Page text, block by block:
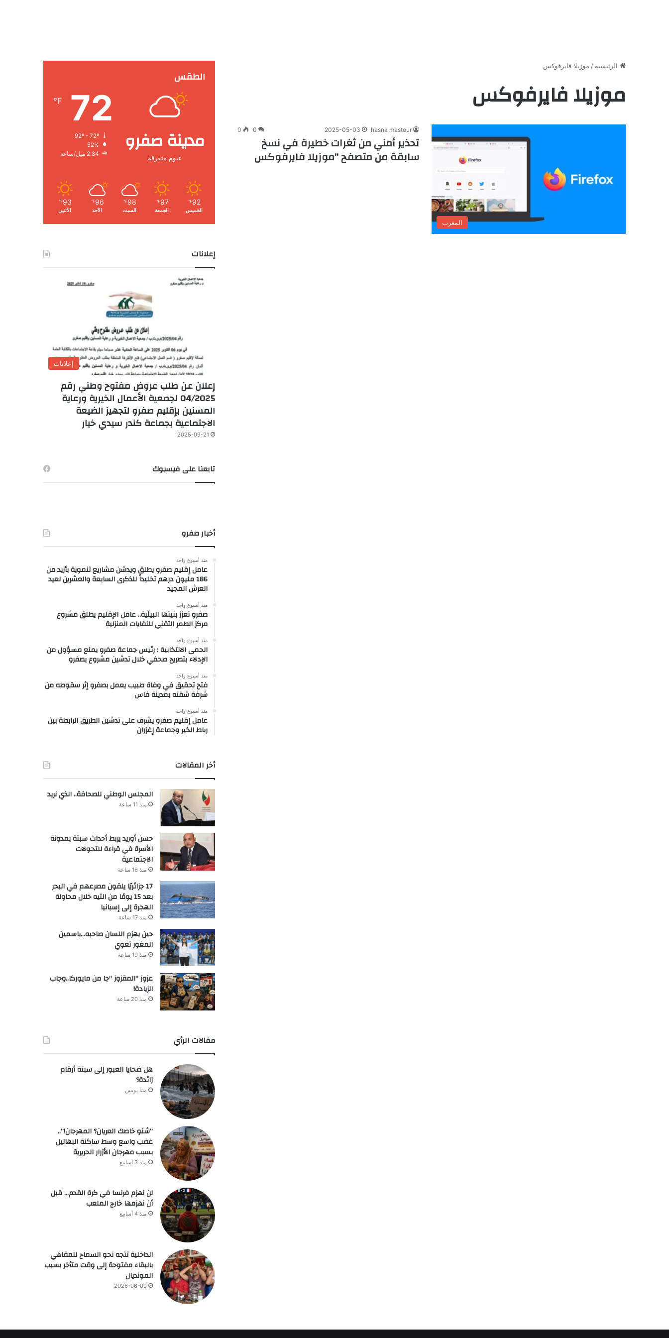
الرئيسية / موزيلا فايرفوكس
موزيلا فايرفوكس
المغرب
hasna mastour
2025-05-03
0
0
تحذير أمني من ثغرات خطيرة في نسخ
سابقة من متصفح “موزيلا فايرفوكس
الطقس
مدينة صفرو
غيوم متفرقة
72
℉
52%
2.84 ميل/ساعة
92
℉
الخميس
97
℉
الجمعة
98
℉
السبت
96
℉
الأحد
93
℉
الأثنين
إعلانات
إعلانات
إعلان عن طلب عروض مفتوح وطني رقم
04/2025 لجمعية الأعمال الخيرية ورعاية
المسنين بإقليم صفرو لتجهيز الضيعة
الاجتماعية بجماعة كندر سيدي خيار
2025-09-21
تابعنا على فيسبوك
أخبار صفرو
منذ أسبوع واحد
عامل إقليم صفرو يطلق ويدشن مشاريع تنموية بأزيد من
186 مليون درهم تخليداً للذكرى السابعة والعشرين لعيد
العرش المجيد
منذ أسبوع واحد
صفرو تعزز بنيتها البيئية.. عامل الإقليم يطلق مشروع
مركز الطمر التقني للنفايات المنزلية
منذ أسبوع واحد
الحمى الانتخابية : رئيس جماعة صفرو يمنع مسؤول من
الإدلاء بتصريح صحفي خلال تدشين مشروع بصفرو
منذ أسبوع واحد
فتح تحقيق في وفاة طبيب يعمل بصفرو إثر سقوطه من
شرفة شقته بمدينة فاس
منذ أسبوع واحد
عامل إقليم صفرو يشرف على تدشين الطريق الرابطة بين
رباط الخير وجماعة إغزران
أخر المقالات
المجلس الوطني للصحافة.. الذي نريد
منذ 11 ساعة
حسن أوريد يربط أحداث سبتة بمدونة
الأسرة في قراءة للتحولات
الاجتماعية
منذ 16 ساعة
17 جزائريًا يلقون مصرعهم في البحر
بعد 15 يومًا من التيه خلال محاولة
الهجرة إلى إسبانيا
منذ 17 ساعة
حين يهزم اللسان صاحبه…ياسمين
المغور تعوي
منذ 19 ساعة
عزوز “المقزوز “جا من مايوركا..وجاب
الزيادة!
منذ 20 ساعة
مقالات الرأي
هل ضحايا العبور إلى سبتة أرقام
زائدة؟
منذ يومين
“شنو خاصك العريان؟ المهرجان!”..
غضب واسع وسط ساكنة البهاليل
بسبب مهرجان الأزرار الحريرية
منذ 3 أسابيع
لن نهزم فرنسا في كرة القدم… قبل
أن نهزمها خارج الملعب
منذ 4 أسابيع
الداخلية تتجه نحو السماح للمقاهي
بالبقاء مفتوحة إلى وقت متأخر بسبب
المونديال
2026-06-09